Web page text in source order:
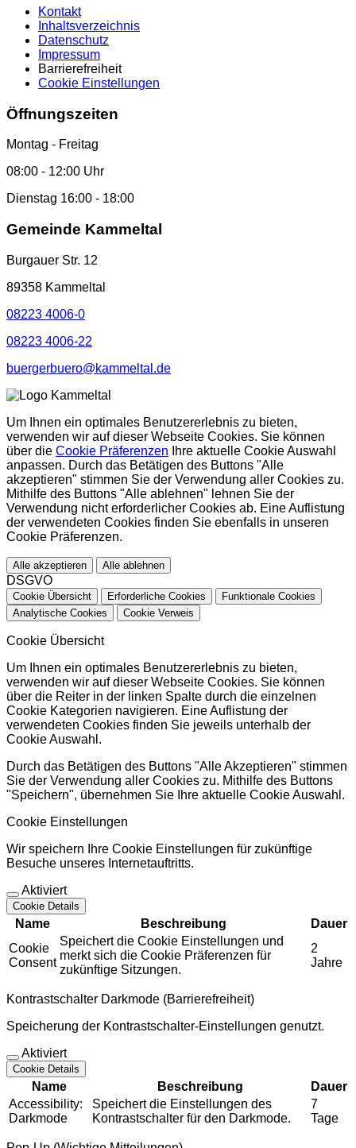
Kontakt
Inhaltsverzeichnis
Datenschutz
Impressum
Barrierefreiheit
Cookie Einstellungen
Öffnungszeiten
Montag - Freitag
08:00 - 12:00 Uhr
Dienstag 16:00 - 18:00
Gemeinde Kammeltal
Burgauer Str. 12
89358 Kammeltal
08223 4006-0
08223 4006-22
buergerbuero@kammeltal.de
Um Ihnen ein optimales Benutzererlebnis zu bieten,
verwenden wir auf dieser Webseite Cookies. Sie können
über die Cookie Präferenzen Ihre aktuelle Cookie Auswahl
anpassen. Durch das Betätigen des Buttons "Alle
akzeptieren" stimmen Sie der Verwendung aller Cookies zu.
Mithilfe des Buttons "Alle ablehnen" lehnen Sie der
Verwendung nicht erforderlicher Cookies ab. Eine Auflistung
der verwendeten Cookies finden Sie ebenfalls in unseren
Cookie Präferenzen.
Alle akzeptieren Alle ablehnen
DSGVO
Cookie Übersicht Erforderliche Cookies
Funktionale Cookies
Analytische Cookies
Cookie Verweis
Cookie Übersicht
Um Ihnen ein optimales Benutzererlebnis zu bieten,
verwenden wir auf dieser Webseite Cookies. Sie können
über die Reiter in der linken Spalte durch die einzelnen
Cookie Kategorien navigieren. Eine Auflistung der
verwendeten Cookies finden Sie jeweils unterhalb der
Cookie Auswahl.
Durch das Betätigen des Buttons "Alle Akzeptieren" stimmen
Sie der Verwendung aller Cookies zu. Mithilfe des Buttons
"Speichern", übernehmen Sie Ihre aktuelle Cookie Auswahl.
Cookie Einstellungen
Wir speichern Ihre Cookie Einstellungen für zukünftige
Besuche unseres Internetauftritts.
Aktiviert
Cookie Details
Name Beschreibung
Dauer
Cookie
Consent
Speichert die Cookie Einstellungen und
merkt sich die Cookie Präferenzen für
zukünftige Sitzungen.
2
Jahre
Kontrastschalter Darkmode (Barrierefreiheit)
Speicherung der Kontrastschalter-Einstellungen genutzt.
Aktiviert
Cookie Details
Name Beschreibung
Dauer
Accessibility:
Darkmode
Speichert die Einstellungen des
Kontrastschalter für den Darkmode.
7
Tage